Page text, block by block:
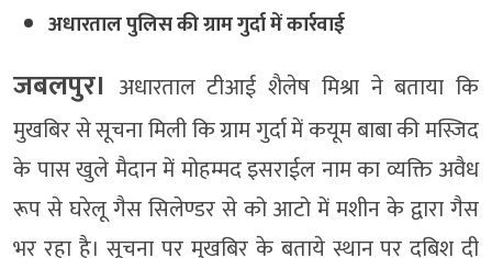
अधारताल पुलिस की ग्राम गुर्दा में कार्रवाई
जबलपुर। अधारताल टीआई शैलेष मिश्रा ने बताया कि
मुखबिर से सूचना मिली कि ग्राम गुर्दा में कयूम बाबा की मस्जिद
के पास खुले मैदान में मोहम्मद इसराईल नाम का व्यक्ति अवैध
रूप से घरेलू गैस सिलेण्डर से को आटो में मशीन के द्वारा गैस
भर रहा है। सूचना पर मुखबिर के बताये स्थान पर दबिश दी